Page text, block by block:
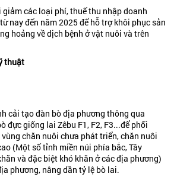
giảm các loại phí, thuế thu nhập doanh
nay đến năm 2025 để hỗ trợ khôi phục sản
hoảng về dịch bệnh ở vật nuôi và trên
thuật
cải tạo đàn bò địa phương thông qua
đực giống lai Zêbu F1, F2, F3...để phối
chăn nuôi chưa phát triển, chăn nuôi
(Một số tỉnh miền núi phía bắc, Tây
và đặc biệt khó khăn ở các địa phương)
phương, nâng dần tỷ lệ bò lai.